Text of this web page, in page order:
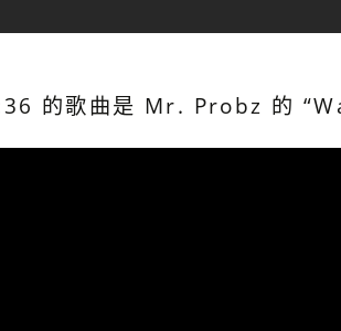
的歌曲是 Mr. Probz 的